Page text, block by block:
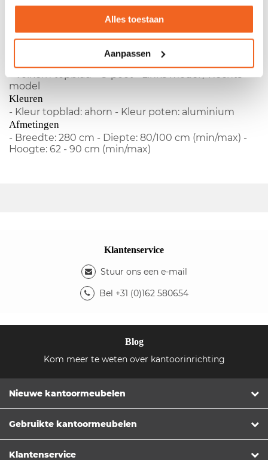
Alles toestaan
Aanpassen
Productspecificaties
Gebruikt Ahrend Bureau
model
Kleuren
- Kleur topblad: ahorn - Kleur poten: aluminium
Afmetingen
- Breedte: 280 cm - Diepte: 80/100 cm (min/max) -
Hoogte: 62 - 90 cm (min/max)
Klantenservice
Stuur ons een e-mail
Bel +31 (0)162 580654
Blog
Kom meer te weten over kantoorinrichting
Nieuwe kantoormeubelen
Gebruikte kantoormeubelen
Klantenservice